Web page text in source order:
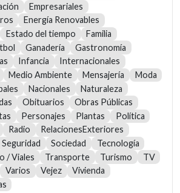
Empresariales
Energía Renovables
Estado del tiempo
Familia
Ganadería
Gastronomía
Infancia
Internacionales
Medio Ambiente Mensajería
Moda
Nacionales
Naturaleza
Obituarios
Obras Públicas
Personajes Plantas
Política
Radio
RelacionesExteriores
Seguridad Sociedad
Tecnología
/ Viales Transporte Turismo
TV
Varios Vejez
Vivienda